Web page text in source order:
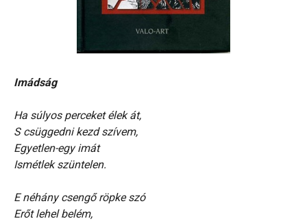
Imádság
Ha súlyos perceket élek át,
S csüggedni kezd szívem,
Egyetlen-egy imát
Ismétlek szüntelen.
E néhány csengő röpke szó
Erőt lehel belém,